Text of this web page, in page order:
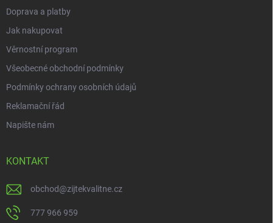
Doprava a platby
Jak nakupovat
Věrnostní program
Všeobecné obchodní podmínky
Podmínky ochrany osobních údajů
Reklamační řád
Napište nám
KONTAKT
obchod@zijtekvalitne.cz
777 966 959